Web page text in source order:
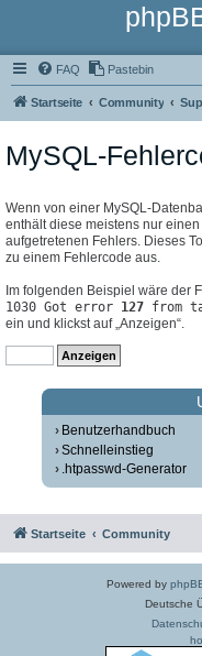
FAQ Pastebin
Startseite Community
MySQL-
Wenn von einer MySQL-
enthält diese meistens nur
aufgetretenen Fehlers. Dieses
zu einem Fehlercode aus.
Im folgenden Beispiel wäre der
1030 Got error 127 from
ein und klickst auf „Anzeigen“.
Benutzerhandbuch
Schnelleinstieg
.htpasswd-Generator
Startseite Community
Powered by
Deutsche